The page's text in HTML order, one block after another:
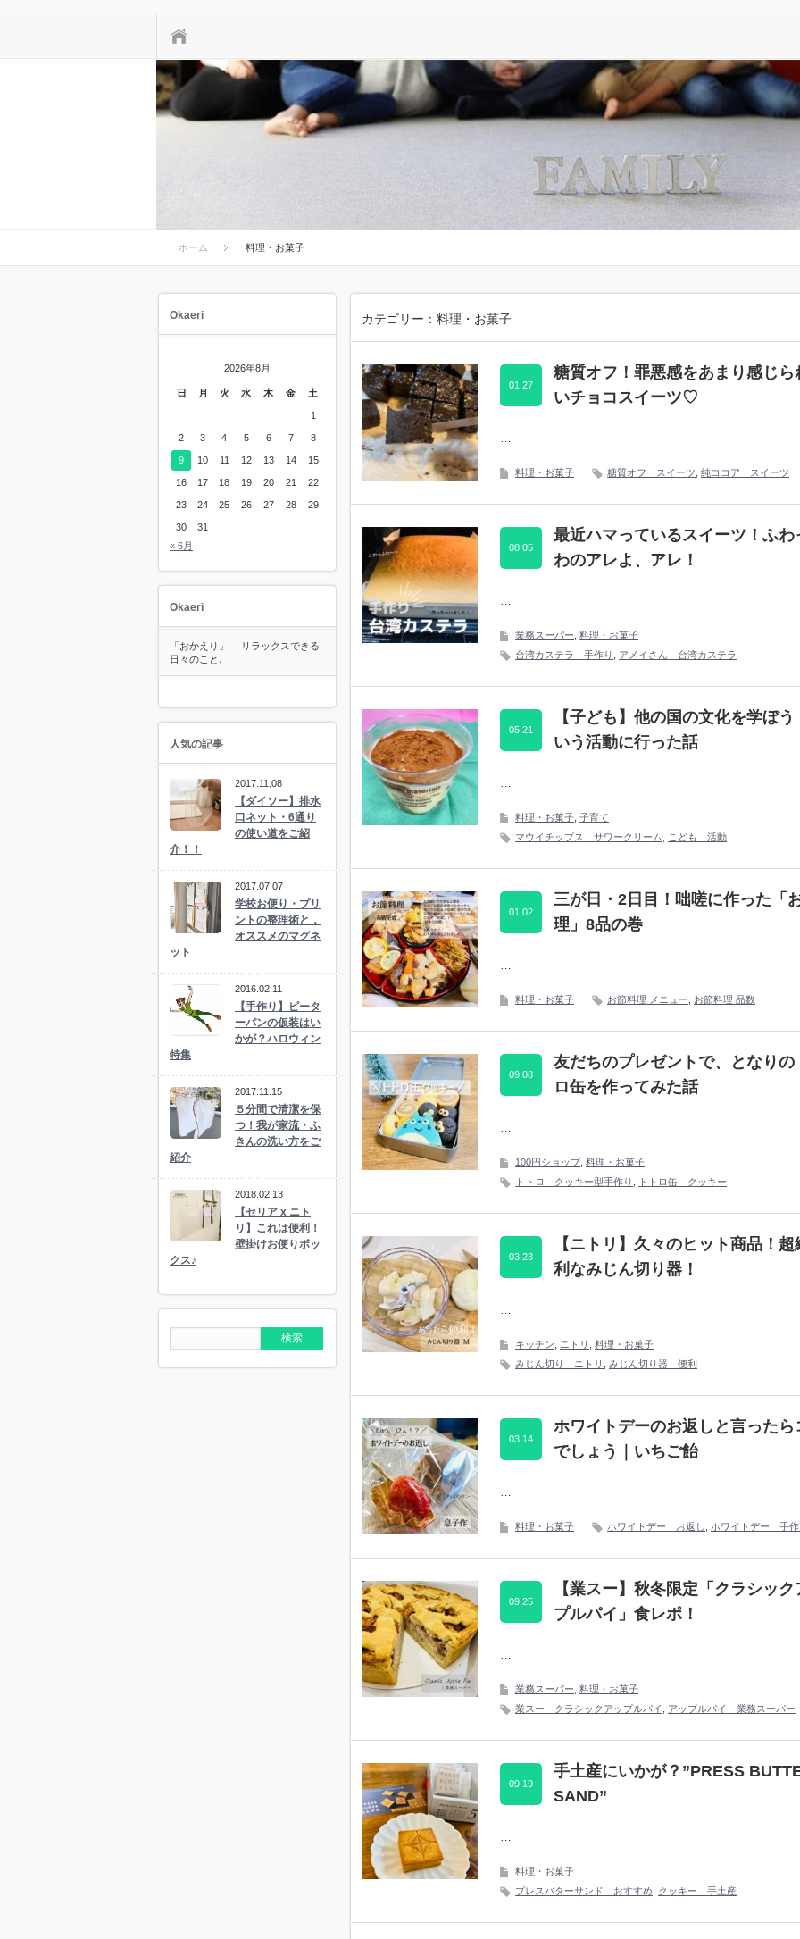
ホーム 料理・お菓子
カテゴリー：料理・お菓子
糖質オフ！罪悪感をあまり感じら
いチョコスイーツ♡
01.27
…
料理・お菓子 糖質オフ スイーツ 純ココア スイーツ
最近ハマっているスイーツ！ふわ
わのアレよ、アレ！
08.05
…
業務スーパー 料理・お菓子
台湾カステラ 手作り
アメイさん 台湾カステラ
【子ども】他の国の文化を学ぼう
いう活動に行った話
05.21
…
料理・お菓子 子育て
マウイチップス サワークリーム
こども 活動
三が日・2日目！咄嗟に作った「
理」8品の巻
01.02
…
料理・お菓子 お節料理 メニュー お節料理 品数
友だちのプレゼントで、となりの
ロ缶を作ってみた話
09.08
…
100円ショップ, 料理・お菓子
トトロ クッキー型手作り
トトロ缶 クッキー
【ニトリ】久々のヒット商品！超
利なみじん切り器！
03.23
…
キッチン ニトリ
料理・お菓子
みじん切り ニトリ
みじん切り器 便利
ホワイトデーのお返しと言ったら
でしょう｜いちご飴
03.14
…
料理・お菓子 ホワイトデー お返し ホワイトデー 手作
【業スー】秋冬限定「クラシック
プルパイ」食レポ！
09.25
…
業務スーパー 料理・お菓子
業スー クラシックアップルパイ
アップルパイ 業務スーパー
手土産にいかが？”PRESS
SAND”
09.19
…
料理・お菓子
プレスバターサンド おすすめ クッキー 手土産
Okaeri
2026年8月
日 月 火 水 木 金 土
1
2 3 4 5 6 7 8
9 10 11 12 13 14 15
16 17 18 19 20 21 22
23 24 25 26 27 28 29
30
31
« 6月
Okaeri
「おかえり」 リラックスできる
日々のこと♩
人気の記事
2017.11.08
【ダイソー】排水
口ネット・6通り
の使い道をご紹
介！！
2017.07.07
学校お便り・プリ
ントの整理術と，
オススメのマグネ
ット
2016.02.11
【手作り】ピータ
ーパンの仮装はい
かが？ハロウィン
特集
2017.11.15
５分間で清潔を保
つ！我が家流・ふ
きんの洗い方をご
紹介
2018.02.13
【セリア x ニト
リ】これは便利！
壁掛けお便りボッ
クス♪